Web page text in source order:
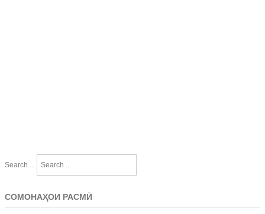
Search ...
СОМОНАҲОИ РАСМӢ